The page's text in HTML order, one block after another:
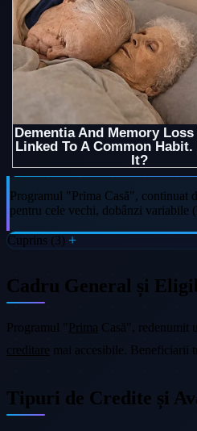
Programul "Prima Casă", continuat
pentru cele vechi, dobânzi variabile
Cuprins (3)
Cadru General și
Programul " Prima Casă", redenumit
creditare mai accesibile. Beneficiarii
Tipuri de Credite și